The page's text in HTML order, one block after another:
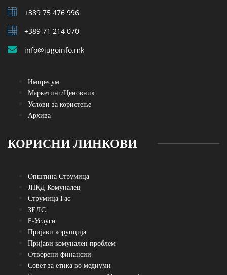
+389 75 476 996
+389 71 214 070
info@jugoinfo.mk
Импресум
Маркетинг/Ценовник
Услови за користење
Архива
КОРИСНИ ЛИНКОВИ
Општина Струмица
ЈПКД Комуналец
Струмица Гас
ЗЕЛС
E-Услуги
Пријави корупција
Пријави комунален проблем
Oтворени финансии
Совет за етика во медиуми